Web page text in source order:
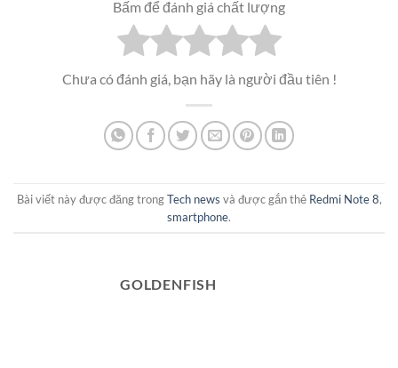
Bấm để đánh giá chất lượng
Chưa có đánh giá, bạn hãy là người đầu tiên !
Bài viết này được đăng trongTech news và được gắn thẻ Redmi Note 8,
smartphone.
GOLDENFISH